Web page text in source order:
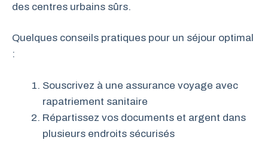
des centres urbains sûrs.
Quelques conseils pratiques pour un séjour optimal
:
Souscrivez à une assurance voyage avec
rapatriement sanitaire
Répartissez vos documents et argent dans
plusieurs endroits sécurisés